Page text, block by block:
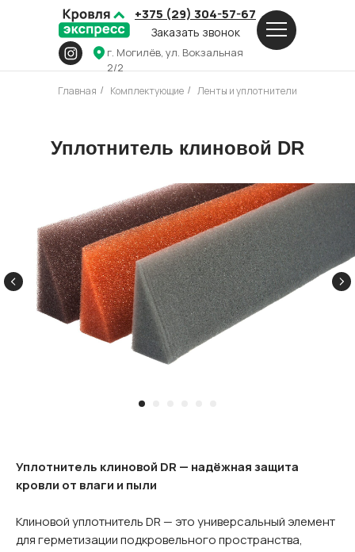
г. Могилёв, ул. Вокзальная
2/2
+375 (29) 304-57-67
Заказать звонок
Главная / Комплектующие / Ленты и уплотнители
Уплотнитель клиновой DR
Уплотнитель клиновой DR — надёжная защита
кровли от влаги и пыли
Клиновой уплотнитель DR — это универсальный элемент
для герметизации подкровельного пространства,